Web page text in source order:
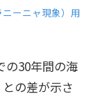
ーニャ現象）用
の30年間の海
との差が示さ